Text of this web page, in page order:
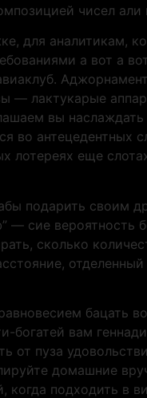
чисел
для аналитикам,
а вот а
— лактукарые
вы
во антецедентных
еще
подарить своим
— сие
сколько
богатей вам
от пуза
домашние
подходить в